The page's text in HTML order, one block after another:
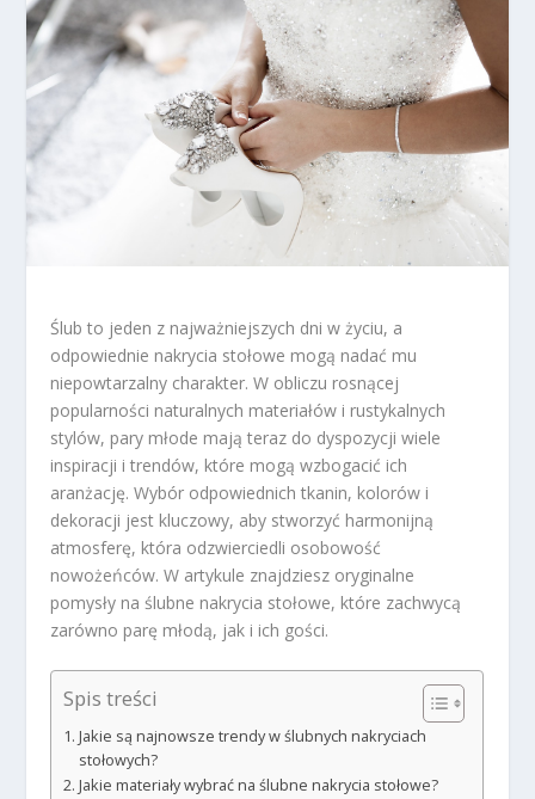
Ślub to jeden z najważniejszych dni w życiu, a
odpowiednie nakrycia stołowe mogą nadać mu
niepowtarzalny charakter. W obliczu rosnącej
popularności naturalnych materiałów i rustykalnych
stylów, pary młode mają teraz do dyspozycji wiele
inspiracji i trendów, które mogą wzbogacić ich
aranżację. Wybór odpowiednich tkanin, kolorów i
dekoracji jest kluczowy, aby stworzyć harmonijną
atmosferę, która odzwierciedli osobowość
nowożeńców. W artykule znajdziesz oryginalne
pomysły na ślubne nakrycia stołowe, które zachwycą
zarówno parę młodą, jak i ich gości.
Spis treści
Jakie są najnowsze trendy w ślubnych nakryciach
stołowych?
Jakie materiały wybrać na ślubne nakrycia stołowe?